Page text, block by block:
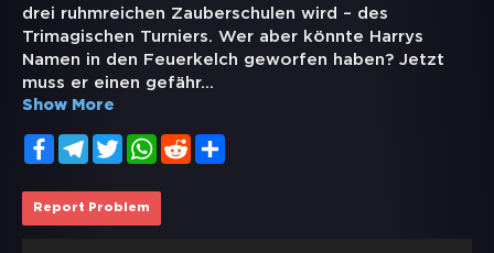
drei ruhmreichen Zauberschulen wird – des
Trimagischen Turniers. Wer aber könnte Harrys
Namen in den Feuerkelch geworfen haben? Jetzt
muss er einen gefähr...
Show More
FacebookTelegramTwitterWhatsApp
Reddit
Report Problem